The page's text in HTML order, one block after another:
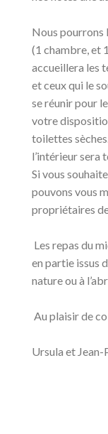
Nous pourrons
(1 chambre, et
accueillera les
et ceux qui le
se réunir pour
votre
toilettes
l’intérieur sera
Si vous
pouvons vous
propriétaires
Les repas du
en partie issus
nature ou à
Au plaisir de
Ursula et